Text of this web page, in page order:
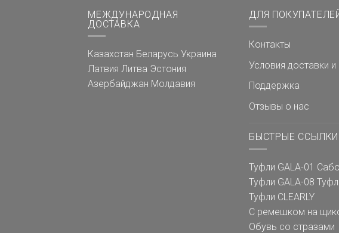
МЕЖДУНАРОДНАЯ
ДОСТАВКА
Казахстан Беларусь Украина
Латвия Литва Эстония
Азербайджан Молдавия
ДЛЯ
Контакты
Условия доставки и
Поддержка
Отзывы о нас
БЫСТРЫЕ ССЫЛКИ
Туфли GALA-01
Туфли GALA-08
Туфли CLEARLY
С ремешком на
Обувь со стразами